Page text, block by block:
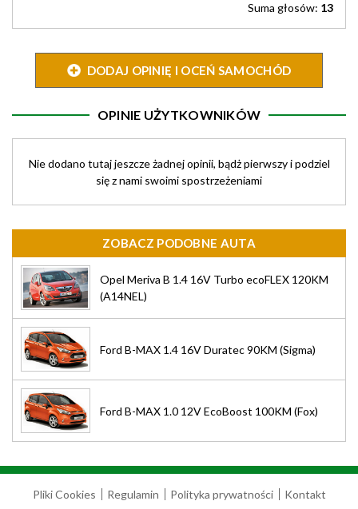
Suma głosów: 13
DODAJ OPINIĘ I OCEŃ SAMOCHÓD
OPINIE UŻYTKOWNIKÓW
Nie dodano tutaj jeszcze żadnej opinii, bądż pierwszy i podziel
się z nami swoimi spostrzeżeniami
ZOBACZ PODOBNE AUTA
Opel Meriva B 1.4 16V Turbo ecoFLEX 120KM
(A14NEL)
Ford B-MAX 1.4 16V Duratec 90KM (Sigma)
Ford B-MAX 1.0 12V EcoBoost 100KM (Fox)
Pliki Cookies Regulamin Polityka prywatności Kontakt